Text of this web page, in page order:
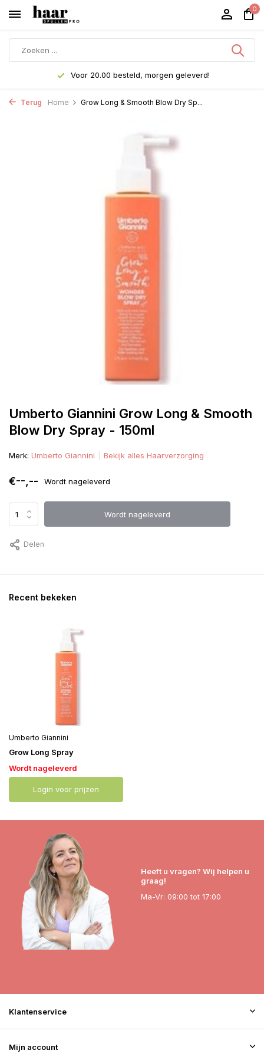
0
Voor 20.00 besteld, morgen geleverd!
Terug Home Grow Long & Smooth Blow Dry Sp...
Umberto Giannini Grow Long & Smooth
Blow Dry Spray - 150ml
Merk: Umberto Giannini Bekijk alles Haarverzorging
€--,-- Wordt nageleverd
Wordt nageleverd
Delen
Recent bekeken
Umberto Giannini
Grow Long Spray
Wordt nageleverd
Login voor prijzen
Heeft u vragen? Wij helpen u
graag!
Ma-Vr: 09:00 tot 17:00
Klantenservice
Mijn account